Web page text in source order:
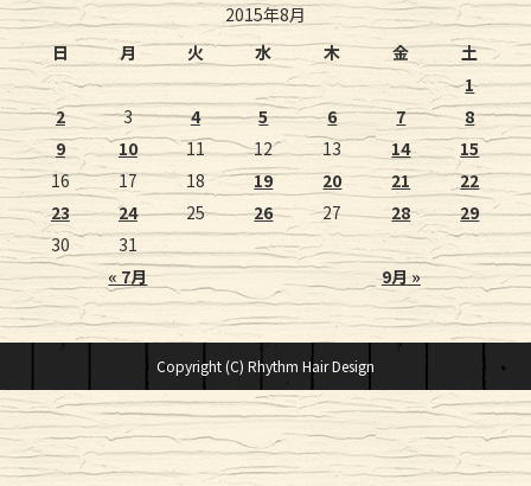
2015年8月
日
月 火 水 木 金 土
« 7月 9月 »
1
2
3 4 5 6 7
8
9
10 11 12 13 14
15
16
17 18 19 20 21
22
23
24 25 26 27 28
29
30
31
Copyright (C) Rhythm Hair Design